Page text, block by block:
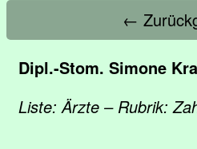
←
Dipl.-Stom. Simone
Liste: Ärzte – Rubrik: